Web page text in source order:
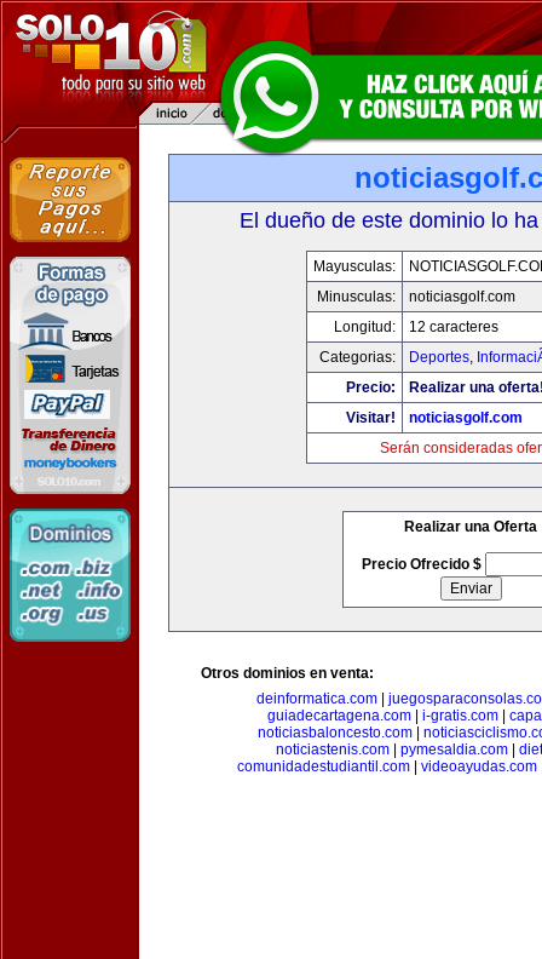
El dueño de este dominio lo
Mayusculas:
Minusculas:
noticiasgolf.com
Longitud:
12 caracteres
Categorias:
Deportes,
Precio:
Realizar una
Visitar!
noticiasgolf.com
Serán consideradas
Realizar una Oferta
Precio Ofrecido $
Otros dominios en venta:
deinformatica.com
guiadecartagena.com| i-gratis.com|
noticiasbaloncesto.com
noticiastenis.com
pymesaldia.com
comunidadestudiantil.com| videoayudas.com